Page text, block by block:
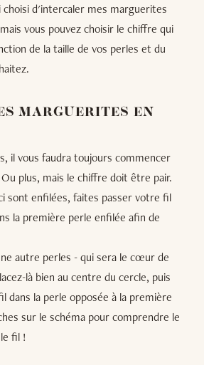
choisi d'intercaler mes marguerites
vous pouvez choisir le chiffre qui
de la taille de vos perles et du
MARGUERITES EN
il vous faudra toujours commencer
plus, mais le chiffre doit être pair.
sont enfilées, faites passer votre fil
la première perle enfilée afin de
autre perles - qui sera le cœur de
là bien au centre du cercle, puis
dans la perle opposée à la première
sur le schéma pour comprendre le
fil !